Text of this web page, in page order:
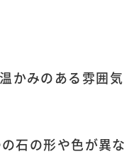
かみのある雰囲気
石の形や色が異な